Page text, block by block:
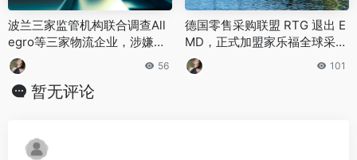
波兰三家监管机构联合调查All
egro等三家物流企业，涉嫌违
反环保相关规定
56
德国零售采购联盟 RTG 退出 E
MD，正式加盟家乐福全球采购
体系
101
暂无评论